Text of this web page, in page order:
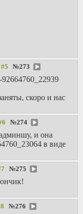
патриархалкой.
Под постом жду
срача про то, что
бедных дам до
рушу семьи в
интернетах(это
ещё лольнее) и что
я мудак, без этого
подошла
фотку я ставил на
обнялись при
то направились.
с группы про
людей. Та
покончила с
назад. Эта
неделю не
страницу. И
хуже, если она
№273
скоро и нас
№274
и она
в виде
№275
№276